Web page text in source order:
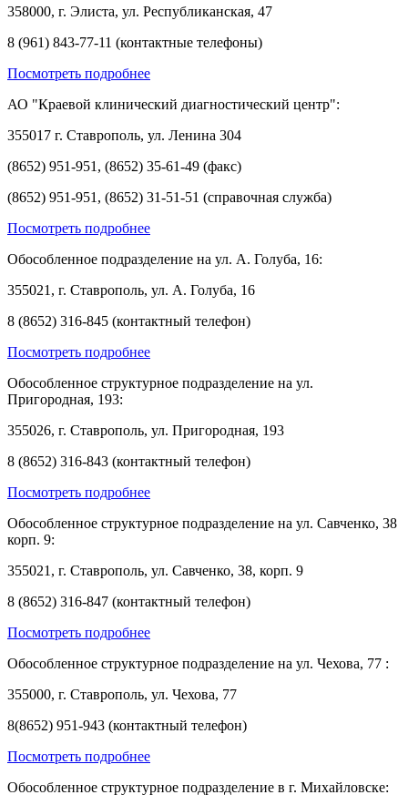
358000, г. Элиста, ул. Республиканская, 47
8 (961) 843-77-11 (контактные телефоны)
Посмотреть подробнее
АО "Краевой клинический диагностический центр":
355017 г. Ставрополь, ул. Ленина 304
(8652) 951-951, (8652) 35-61-49 (факс)
(8652) 951-951, (8652) 31-51-51 (справочная служба)
Посмотреть подробнее
Обособленное подразделение на ул. А. Голуба, 16:
355021, г. Ставрополь, ул. А. Голуба, 16
8 (8652) 316-845 (контактный телефон)
Посмотреть подробнее
Обособленное структурное подразделение на ул.
Пригородная, 193:
355026, г. Ставрополь, ул. Пригородная, 193
8 (8652) 316-843 (контактный телефон)
Посмотреть подробнее
Обособленное структурное подразделение на ул. Савченко, 38
корп. 9:
355021, г. Ставрополь, ул. Савченко, 38, корп. 9
8 (8652) 316-847 (контактный телефон)
Посмотреть подробнее
Обособленное структурное подразделение на ул. Чехова, 77 :
355000, г. Ставрополь, ул. Чехова, 77
8(8652) 951-943 (контактный телефон)
Посмотреть подробнее
Обособленное структурное подразделение в г. Михайловске: